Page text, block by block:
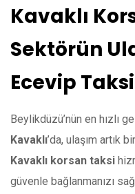
Kavaklı
Sektörün
Ecevip Taksi
Beylikdüzü’nün en hızlı
Kavaklı’da, ulaşım artık
Kavaklı korsan taksi
güvenle bağlanmanızı